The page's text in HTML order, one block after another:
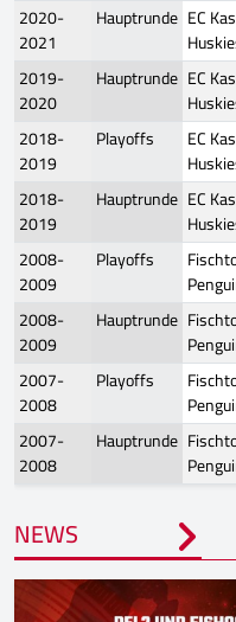
2020-
2021
Hauptrunde EC
2019-
2020
Hauptrunde EC
2018-
2019
Playoffs
EC
2018-
2019
Hauptrunde EC
2008-
2009
Playoffs
2008-
2009
Hauptrunde
2007-
2008
Playoffs
2007-
2008
Hauptrunde
NEWS